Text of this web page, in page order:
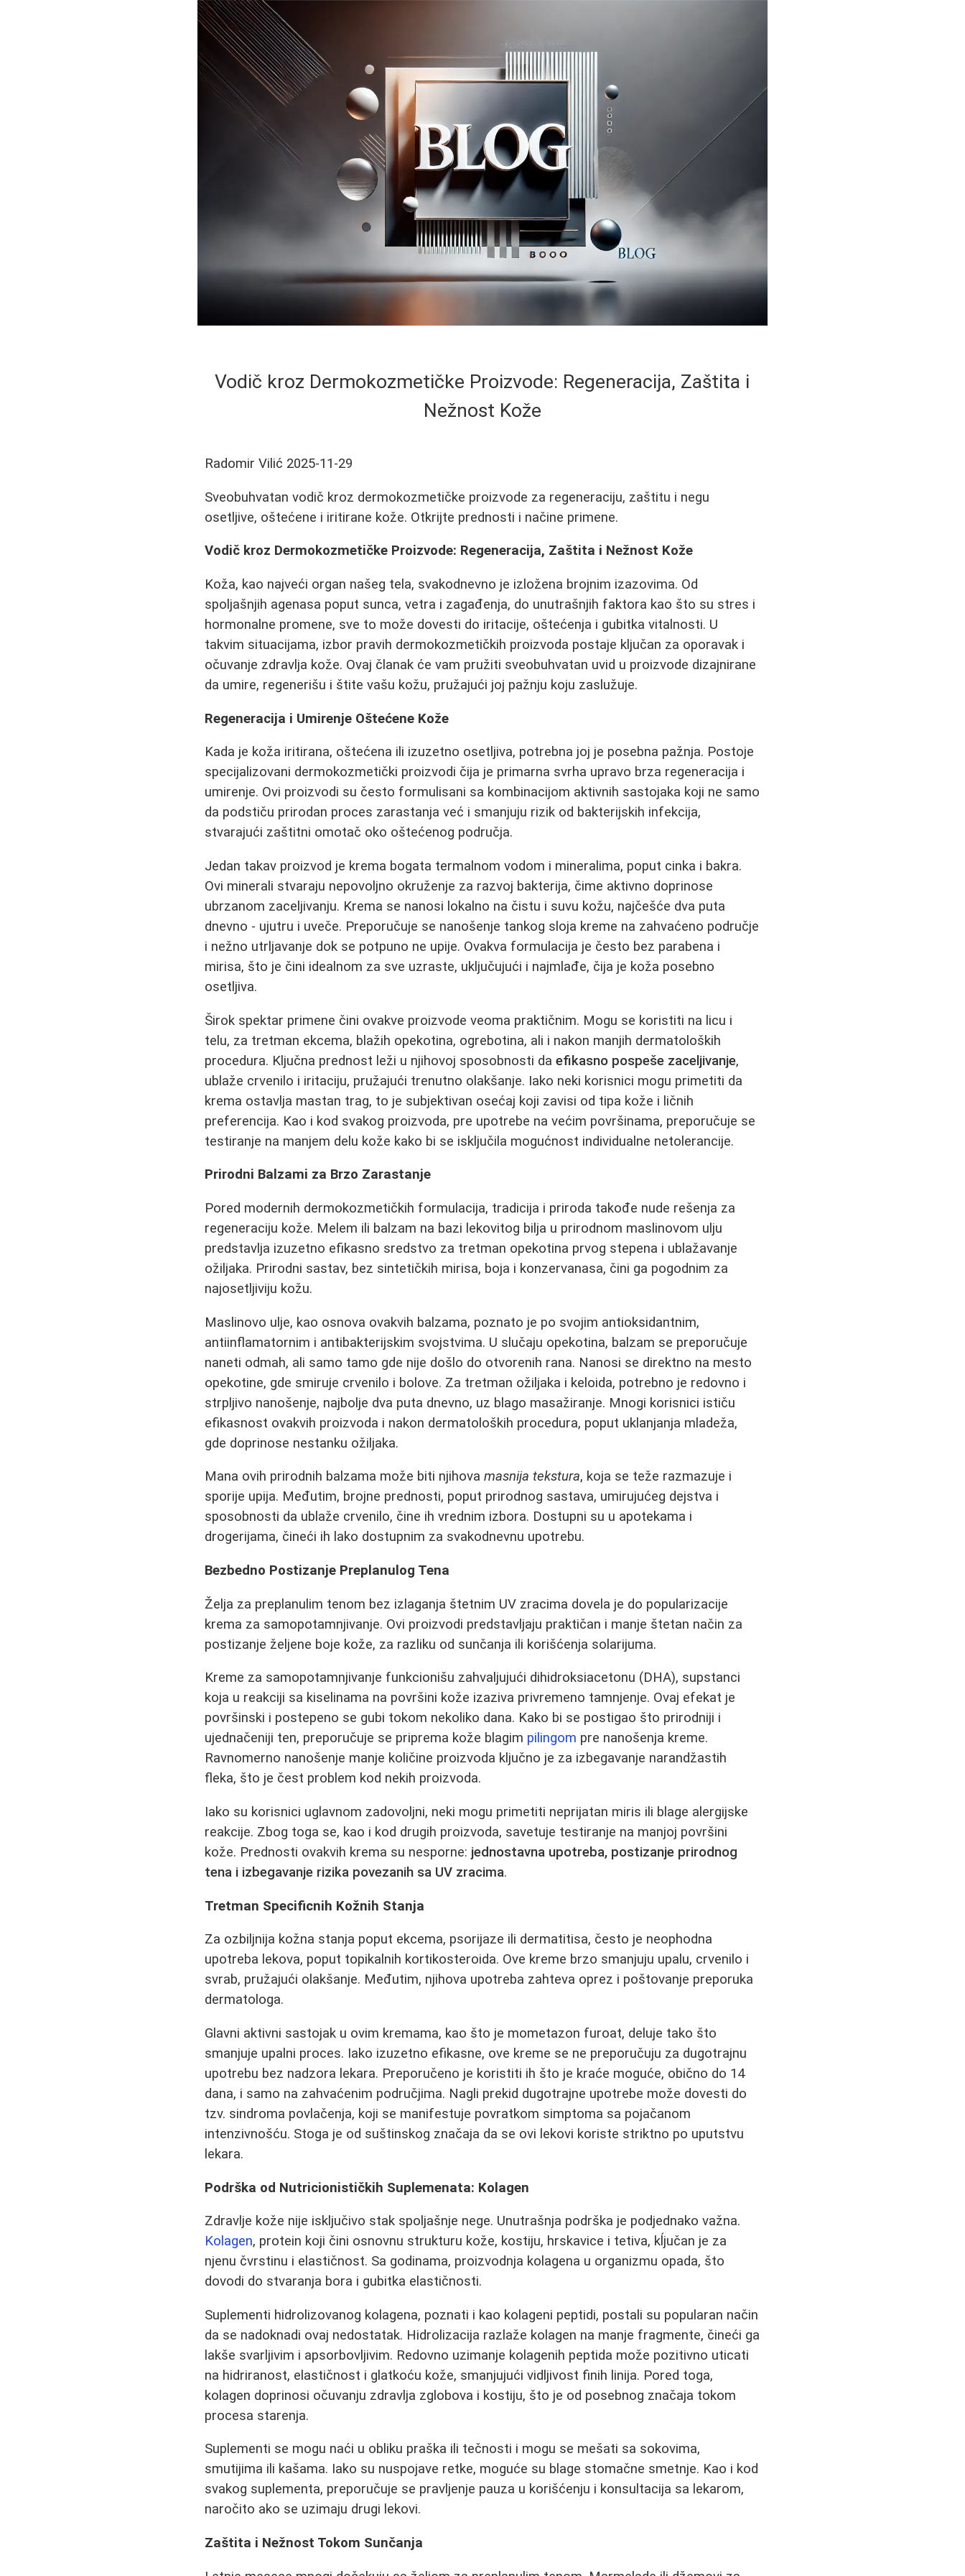
Vodič kroz Dermokozmetičke Proizvode: Regeneracija, Zaštita i
Nežnost Kože
Radomir Vilić 2025-11-29
Sveobuhvatan vodič kroz dermokozmetičke proizvode za regeneraciju, zaštitu i negu
osetljive, oštećene i iritirane kože. Otkrijte prednosti i načine primene.
Vodič kroz Dermokozmetičke Proizvode: Regeneracija, Zaštita i Nežnost Kože
Koža, kao najveći organ našeg tela, svakodnevno je izložena brojnim izazovima. Od
spoljašnjih agenasa poput sunca, vetra i zagađenja, do unutrašnjih faktora kao što su stres i
hormonalne promene, sve to može dovesti do iritacije, oštećenja i gubitka vitalnosti. U
takvim situacijama, izbor pravih dermokozmetičkih proizvoda postaje ključan za oporavak i
očuvanje zdravlja kože. Ovaj članak će vam pružiti sveobuhvatan uvid u proizvode dizajnirane
da umire, regenerišu i štite vašu kožu, pružajući joj pažnju koju zaslužuje.
Regeneracija i Umirenje Oštećene Kože
Kada je koža iritirana, oštećena ili izuzetno osetljiva, potrebna joj je posebna pažnja. Postoje
specijalizovani dermokozmetički proizvodi čija je primarna svrha upravo brza regeneracija i
umirenje. Ovi proizvodi su često formulisani sa kombinacijom aktivnih sastojaka koji ne samo
da podstiču prirodan proces zarastanja već i smanjuju rizik od bakterijskih infekcija,
stvarajući zaštitni omotač oko oštećenog područja.
Jedan takav proizvod je krema bogata termalnom vodom i mineralima, poput cinka i bakra.
Ovi minerali stvaraju nepovoljno okruženje za razvoj bakterija, čime aktivno doprinose
ubrzanom zaceljivanju. Krema se nanosi lokalno na čistu i suvu kožu, najčešće dva puta
dnevno - ujutru i uveče. Preporučuje se nanošenje tankog sloja kreme na zahvaćeno područje
i nežno utrljavanje dok se potpuno ne upije. Ovakva formulacija je često bez parabena i
mirisa, što je čini idealnom za sve uzraste, uključujući i najmlađe, čija je koža posebno
osetljiva.
Širok spektar primene čini ovakve proizvode veoma praktičnim. Mogu se koristiti na licu i
telu, za tretman ekcema, blažih opekotina, ogrebotina, ali i nakon manjih dermatoloških
procedura. Ključna prednost leži u njihovoj sposobnosti daefikasno pospeše zaceljivanje,
ublaže crvenilo i iritaciju, pružajući trenutno olakšanje. Iako neki korisnici mogu primetiti da
krema ostavlja mastan trag, to je subjektivan osećaj koji zavisi od tipa kože i ličnih
preferencija. Kao i kod svakog proizvoda, pre upotrebe na većim površinama, preporučuje se
testiranje na manjem delu kože kako bi se isključila mogućnost individualne netolerancije.
Prirodni Balzami za Brzo Zarastanje
Pored modernih dermokozmetičkih formulacija, tradicija i priroda takođe nude rešenja za
regeneraciju kože. Melem ili balzam na bazi lekovitog bilja u prirodnom maslinovom ulju
predstavlja izuzetno efikasno sredstvo za tretman opekotina prvog stepena i ublažavanje
ožiljaka. Prirodni sastav, bez sintetičkih mirisa, boja i konzervanasa, čini ga pogodnim za
najosetljiviju kožu.
Maslinovo ulje, kao osnova ovakvih balzama, poznato je po svojim antioksidantnim,
antiinflamatornim i antibakterijskim svojstvima. U slučaju opekotina, balzam se preporučuje
naneti odmah, ali samo tamo gde nije došlo do otvorenih rana. Nanosi se direktno na mesto
opekotine, gde smiruje crvenilo i bolove. Za tretman ožiljaka i keloida, potrebno je redovno i
strpljivo nanošenje, najbolje dva puta dnevno, uz blago masažiranje. Mnogi korisnici ističu
efikasnost ovakvih proizvoda i nakon dermatoloških procedura, poput uklanjanja mladeža,
gde doprinose nestanku ožiljaka.
Mana ovih prirodnih balzama može biti njihovamasnija tekstura, koja se teže razmazuje i
sporije upija. Međutim, brojne prednosti, poput prirodnog sastava, umirujućeg dejstva i
sposobnosti da ublaže crvenilo, čine ih vrednim izbora. Dostupni su u apotekama i
drogerijama, čineći ih lako dostupnim za svakodnevnu upotrebu.
Bezbedno Postizanje Preplanulog Tena
Želja za preplanulim tenom bez izlaganja štetnim UV zracima dovela je do popularizacije
krema za samopotamnjivanje. Ovi proizvodi predstavljaju praktičan i manje štetan način za
postizanje željene boje kože, za razliku od sunčanja ili korišćenja solarijuma.
Kreme za samopotamnjivanje funkcionišu zahvaljujući dihidroksiacetonu (DHA), supstanci
koja u reakciji sa kiselinama na površini kože izaziva privremeno tamnjenje. Ovaj efekat je
površinski i postepeno se gubi tokom nekoliko dana. Kako bi se postigao što prirodniji i
ujednačeniji ten, preporučuje se priprema kože blagim pilingom pre nanošenja kreme.
Ravnomerno nanošenje manje količine proizvoda ključno je za izbegavanje narandžastih
fleka, što je čest problem kod nekih proizvoda.
Iako su korisnici uglavnom zadovoljni, neki mogu primetiti neprijatan miris ili blage alergijske
reakcije. Zbog toga se, kao i kod drugih proizvoda, savetuje testiranje na manjoj površini
kože. Prednosti ovakvih krema su nesporne: jednostavna upotreba, postizanje prirodnog
tena i izbegavanje rizika povezanih sa UV zracima.
Tretman Specificnih Kožnih Stanja
Za ozbiljnija kožna stanja poput ekcema, psorijaze ili dermatitisa, često je neophodna
upotreba lekova, poput topikalnih kortikosteroida. Ove kreme brzo smanjuju upalu, crvenilo i
svrab, pružajući olakšanje. Međutim, njihova upotreba zahteva oprez i poštovanje preporuka
dermatologa.
Glavni aktivni sastojak u ovim kremama, kao što je mometazon furoat, deluje tako što
smanjuje upalni proces. Iako izuzetno efikasne, ove kreme se ne preporučuju za dugotrajnu
upotrebu bez nadzora lekara. Preporučeno je koristiti ih što je kraće moguće, obično do 14
dana, i samo na zahvaćenim područjima. Nagli prekid dugotrajne upotrebe može dovesti do
tzv. sindroma povlačenja, koji se manifestuje povratkom simptoma sa pojačanom
intenzivnošću. Stoga je od suštinskog značaja da se ovi lekovi koriste striktno po uputstvu
lekara.
Podrška od Nutricionističkih Suplemenata: Kolagen
Zdravlje kože nije isključivo stak spoljašnje nege. Unutrašnja podrška je podjednako važna.
Kolagen, protein koji čini osnovnu strukturu kože, kostiju, hrskavice i tetiva, kĺjučan je za
njenu čvrstinu i elastičnost. Sa godinama, proizvodnja kolagena u organizmu opada, što
dovodi do stvaranja bora i gubitka elastičnosti.
Suplementi hidrolizovanog kolagena, poznati i kao kolageni peptidi, postali su popularan način
da se nadoknadi ovaj nedostatak. Hidrolizacija razlaže kolagen na manje fragmente, čineći ga
lakše svarljivim i apsorbovljivim. Redovno uzimanje kolagenih peptida može pozitivno uticati
na hidriranost, elastičnost i glatkoću kože, smanjujući vidljivost finih linija. Pored toga,
kolagen doprinosi očuvanju zdravlja zglobova i kostiju, što je od posebnog značaja tokom
procesa starenja.
Suplementi se mogu naći u obliku praška ili tečnosti i mogu se mešati sa sokovima,
smutijima ili kašama. Iako su nuspojave retke, moguće su blage stomačne smetnje. Kao i kod
svakog suplementa, preporučuje se pravljenje pauza u korišćenju i konsultacija sa lekarom,
naročito ako se uzimaju drugi lekovi.
Zaštita i Nežnost Tokom Sunčanja